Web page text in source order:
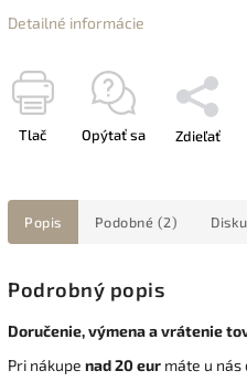
Detailné informácie
Tlač Opýtať sa Zdieľať
Popis Podobné (2)
Podrobný popis
Doručenie, výmena a vrátenie
Pri nákupe nad 20 eur máte u nás